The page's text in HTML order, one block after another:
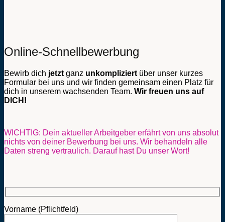
Online-Schnellbewerbung
Bewirb dich jetzt ganz unkompliziert über unser kurzes
Formular bei uns und wir finden gemeinsam einen Platz für
dich in unserem wachsenden Team. Wir freuen uns auf
DICH!
WICHTIG: Dein aktueller Arbeitgeber erfährt von uns absolut
nichts von deiner Bewerbung bei uns. Wir behandeln alle
Daten streng vertraulich. Darauf hast Du unser Wort!
Vorname (Pflichtfeld)